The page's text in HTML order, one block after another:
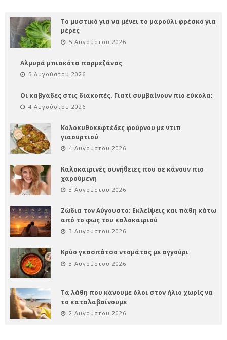
Το μυστικό για να μένει το μαρούλι φρέσκο για
μέρες
5 Αυγούστου 2026
Αλμυρά μπισκότα παρμεζάνας
5 Αυγούστου 2026
Οι καβγάδες στις διακοπές. Γιατί συμβαίνουν πιο εύκολα;
4 Αυγούστου 2026
Κολοκυθοκεφτέδες φούρνου με ντιπ
γιαουρτιού
4 Αυγούστου 2026
Καλοκαιρινές συνήθειες που σε κάνουν πιο
χαρούμενη
3 Αυγούστου 2026
Ζώδια τον Αύγουστο: Εκλείψεις και πάθη κάτω
από το φως του καλοκαιριού
3 Αυγούστου 2026
Κρύο γκασπάτσο ντομάτας με αγγούρι
3 Αυγούστου 2026
Τα λάθη που κάνουμε όλοι στον ήλιο χωρίς να
το καταλαβαίνουμε
2 Αυγούστου 2026